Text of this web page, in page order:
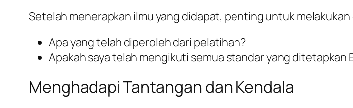
Setelah menerapkan ilmu yang didapat, penting untuk
Apa yang telah diperoleh dari pelatihan?
Apakah saya telah mengikuti semua standar yang ditetapkan
Menghadapi Tantangan dan Kendala